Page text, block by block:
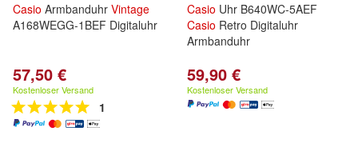
Casio Armbanduhr Vintage
A168WEGG-1BEF Digitaluhr
57,50 €
Kostenloser Versand
1
Casio Uhr B640WC-5AEF
Casio Retro Digitaluhr
Armbanduhr
59,90 €
Kostenloser Versand